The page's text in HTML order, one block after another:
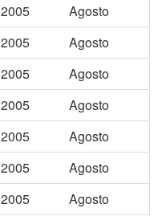
2005
Agosto
2005
Agosto
2005
Agosto
2005
Agosto
2005
Agosto
2005
Agosto
2005
Agosto